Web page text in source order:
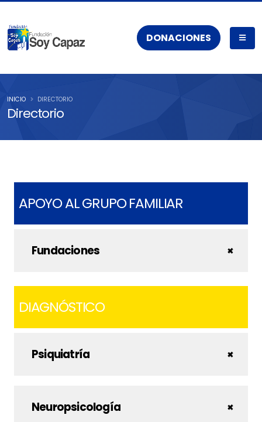
DONACIONES
Directorio
INICIO DIRECTORIO
APOYO AL GRUPO FAMILIAR
Fundaciones
DIAGNÓSTICO
Psiquiatría
Neuropsicología